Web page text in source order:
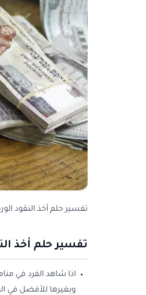
تفسير حلم أخذ النقود
تفسير حلم أخذ
اذا شاهد الفرد في
وبغيرها للأفضل في